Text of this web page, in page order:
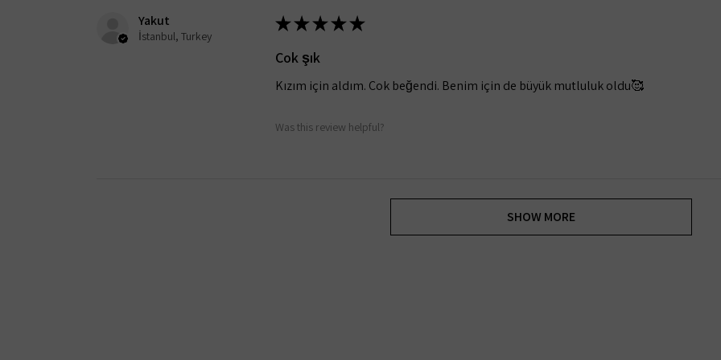
Yakut
İstanbul, Turkey
★★★★★
Çok şık
Kızım için aldım. Çok beğendi. Benim için de büyük mutluluk oldu🥰
Was this review helpful?
SHOW MORE